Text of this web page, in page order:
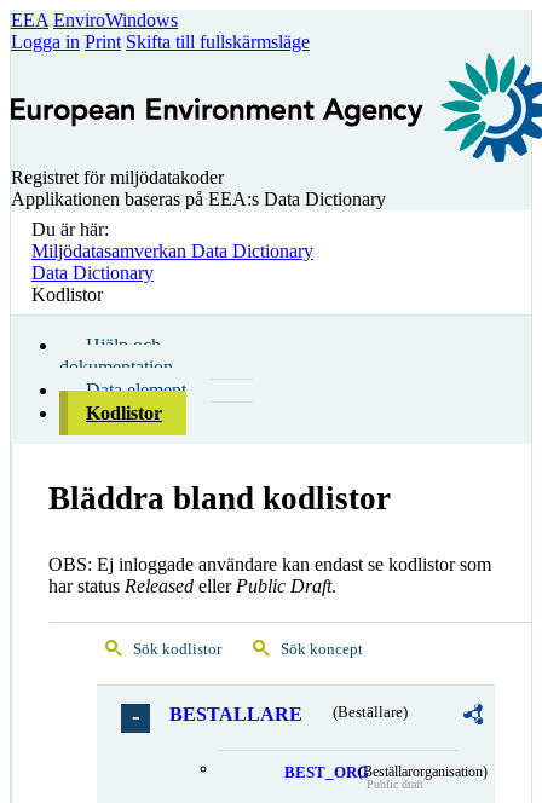
EEA EnviroWindows
Logga in Print Skifta till fullskärmsläge
Registret för miljödatakoder
Applikationen baseras på EEA:s Data Dictionary
Du är här:
Miljödatasamverkan Data Dictionary
Data Dictionary
Kodlistor
Hjälp och
dokumentation
Data element
Kodlistor
Bläddra bland kodlistor
OBS: Ej inloggade användare kan endast se kodlistor som
har status Released eller Public Draft.
Sök kodlistor Sök koncept
BESTALLARE (Beställare)
BEST_ORG(Beställarorganisation)
Public draft